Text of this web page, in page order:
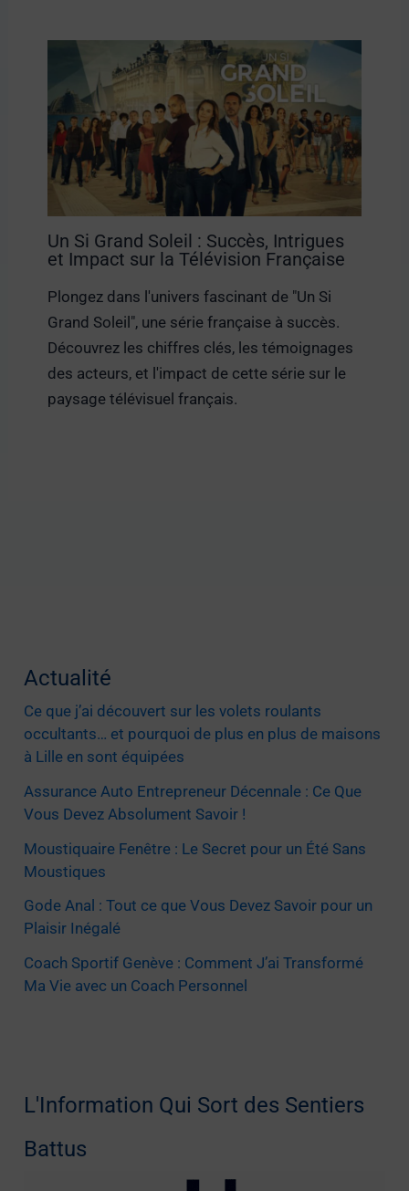
Un Si Grand Soleil : Succès, Intrigues
et Impact sur la Télévision Française
Plongez dans l'univers fascinant de "Un Si
Grand Soleil", une série française à succès.
Découvrez les chiffres clés, les témoignages
des acteurs, et l'impact de cette série sur le
paysage télévisuel français.
Actualité
Ce que j’ai découvert sur les volets roulants
occultants… et pourquoi de plus en plus de maisons
à Lille en sont équipées
Assurance Auto Entrepreneur Décennale : Ce Que
Vous Devez Absolument Savoir !
Moustiquaire Fenêtre : Le Secret pour un Été Sans
Moustiques
Gode Anal : Tout ce que Vous Devez Savoir pour un
Plaisir Inégalé
Coach Sportif Genève : Comment J’ai Transformé
Ma Vie avec un Coach Personnel
L'Information Qui Sort des Sentiers
Battus